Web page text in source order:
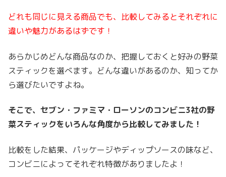
どれも同じに見える商品でも、比較してみるとそれぞれに
違いや魅力があるはずです！
あらかじめどんな商品なのか、把握しておくと好みの野菜
スティックを選べます。どんな違いがあるのか、知ってか
ら選びたいですよね。
そこで、セブン・ファミマ・ローソンのコンビニ3社の野
菜スティックをいろんな角度から比較してみました！
比較をした結果、パッケージやディップソースの味など、
コンビニによってそれぞれ特徴がありましたよ！